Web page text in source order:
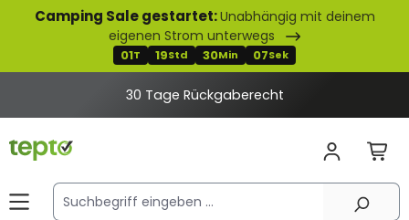
springen
Camping Sale gestartet:Unabhängig mit deinem
eigenen Strom unterwegs
01T 19Std 30Min 07Sek
30 Tage Rückgaberecht